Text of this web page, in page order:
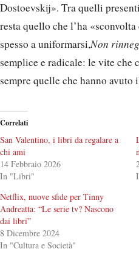
Dostoevskij». Tra quelli
resta quello che l’ha
spesso a uniformarsi,Non
semplice e radicale: le vite che
sempre quelle che hanno
Correlati
San Valentino, i libri da regalare a
chi ami
14 Febbraio 2026
In "Libri"
Netflix, nuove sfide per Tinny
Andreatta: “Le serie tv? Nascono
dai libri”
8 Dicembre 2024
In "Cultura e Società"